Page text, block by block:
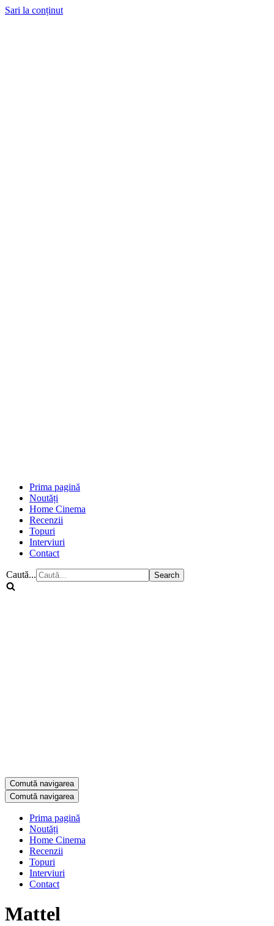
Sari la conținut
Prima pagină
Noutăți
Home Cinema
Recenzii
Topuri
Interviuri
Contact
Caută...
Comută navigarea
Comută navigarea
Prima pagină
Noutăți
Home Cinema
Recenzii
Topuri
Interviuri
Contact
Mattel